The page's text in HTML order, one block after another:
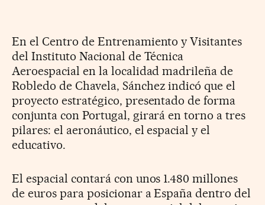
En el Centro de Entrenamiento y Visitantes
del Instituto Nacional de Técnica
Aeroespacial en la localidad madrileña de
Robledo de Chavela, Sánchez indicó que el
proyecto estratégico, presentado de forma
conjunta con Portugal, girará en torno a tres
pilares: el aeronáutico, el espacial y el
educativo.
El espacial contará con unos 1.480 millones
de euros para posicionar a España dentro del